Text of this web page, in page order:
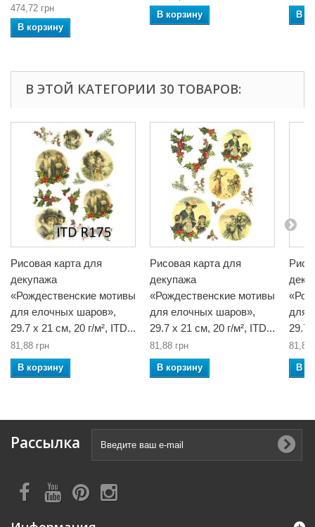
474,72 грн
В корзину
В корзину
В
В ЭТОЙ КАТЕГОРИИ 30 ТОВАРОВ:
Рисовая карта для
декупажа
«Рождественские мотивы
для елочных шаров»,
29.7 x 21 см, 20 г/м², ITD...
81,88 грн
В корзину
Рисовая карта для
декупажа
«Рождественские мотивы
для елочных шаров»,
29.7 x 21 см, 20 г/м², ITD...
81,88 грн
В корзину
для
29.7
81,88
В
Рассылка